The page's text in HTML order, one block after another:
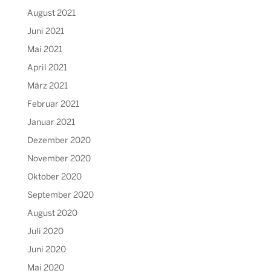
August 2021
Juni 2021
Mai 2021
April 2021
März 2021
Februar 2021
Januar 2021
Dezember 2020
November 2020
Oktober 2020
September 2020
August 2020
Juli 2020
Juni 2020
Mai 2020